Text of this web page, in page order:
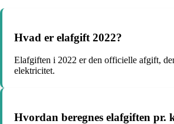
Hvad er elafgift 2022?
Elafgiften i 2022 er den officielle afgift,
elektricitet.
Hvordan beregnes elafgiften pr.